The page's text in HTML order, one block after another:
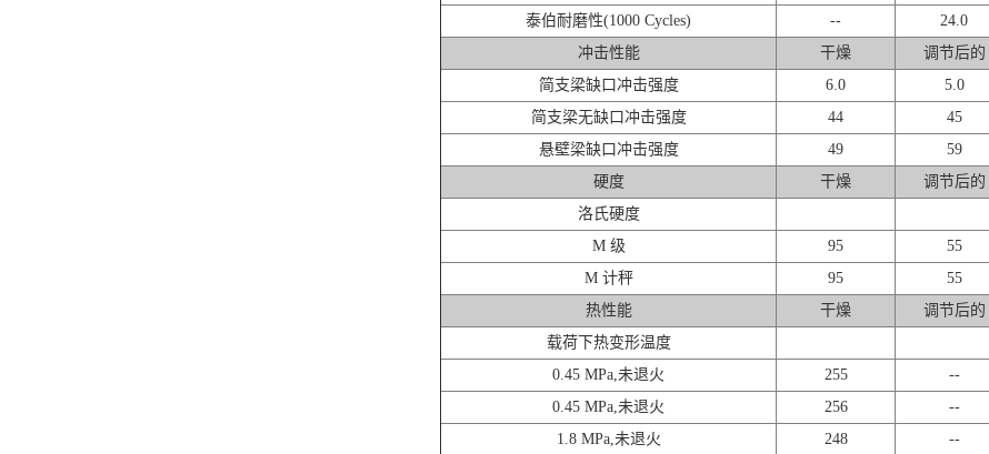
泰伯耐磨性(1000 Cycles)
-- 24.0
冲击性能
干燥 调节后的
简支梁缺口冲击强度
6.0 5.0
简支梁无缺口冲击强度
44 45
悬壁梁缺口冲击强度
49 59
硬度
干燥 调节后的
洛氏硬度
M 级
95 55
M 计秤
95 55
热性能
干燥 调节后的
载荷下热变形温度
0.45 MPa,未退火
255 --
0.45 MPa,未退火
256 --
1.8 MPa,未退火
248 --